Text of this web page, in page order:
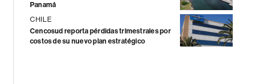
Panamá
CHILE
Cencosud reporta pérdidas trimestrales por
costos de su nuevo plan estratégico